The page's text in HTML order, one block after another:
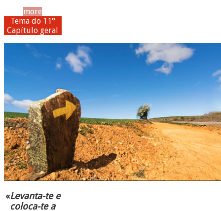
more
Tema do 11°
Capítulo geral
«Levanta-te e
coloca-te a